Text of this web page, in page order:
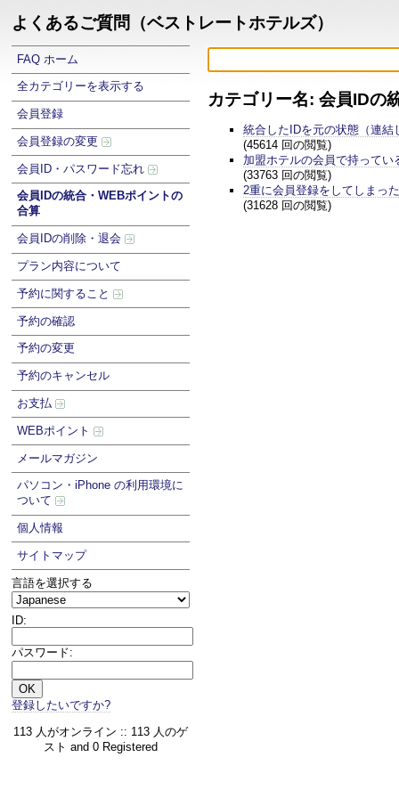
よくあるご質問（ベストレートホテルズ）
FAQ ホーム
全カテゴリーを表示する
会員登録
会員登録の変更
会員ID・パスワード忘れ
会員IDの統合・WEBポイントの
合算
会員IDの削除・退会
プラン内容について
予約に関すること
予約の確認
予約の変更
予約のキャンセル
お支払
WEBポイント
メールマガジン
パソコン・iPhone の利用環境に
ついて
個人情報
サイトマップ
言語を選択する
ID:
パスワード:
登録したいですか?
113 人がオンライン :: 113 人のゲ
スト and 0 Registered
カテゴリー名: 会員IDの
統合したIDを元の状態（連結
(45614 回の閲覧)
加盟ホテルの会員で持って
(33763 回の閲覧)
2重に会員登録をしてしまっ
(31628 回の閲覧)